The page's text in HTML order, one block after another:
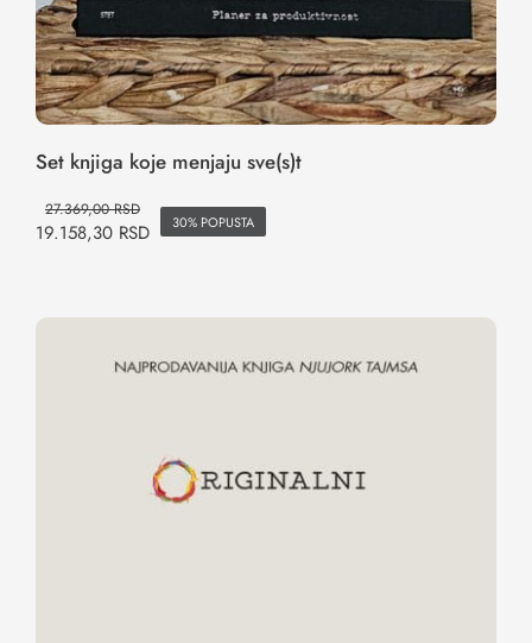
Set knjiga koje menjaju sve(s)t
27.369,00RSD
19.158,30 RSD 30% POPUSTA